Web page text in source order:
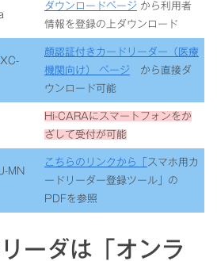
ダウンロードページ から利用者
情報を登録の上ダウンロード
顔認証付きカードリーダー（医療
機関向け） ページ から直接ダ
ウンロード可能
Hi-CARAにスマートフォンをか
ざして受付が可能
MN
こちらのリンクから
スマホ用カ
ードリーダー登録ツール」の
PDFを参照
ーダは「オンラ